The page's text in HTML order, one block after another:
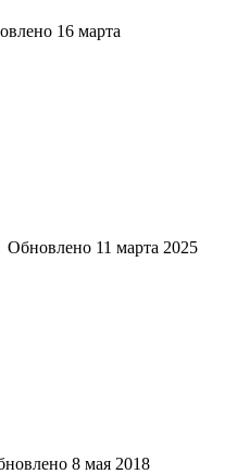
16 марта
Обновлено 11 марта 2025
8 мая 2018